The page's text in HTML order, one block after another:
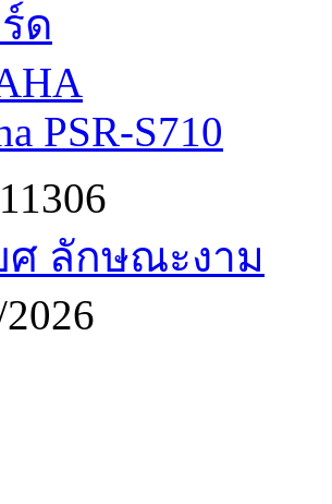
ด
PSR-S710
ศ ลักษณะงาม